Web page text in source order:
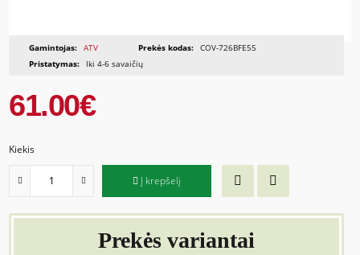
Gamintojas: ATV Prekės kodas: COV-726BFE55
Pristatymas:
Iki 4-6 savaičių
61.00€
Kiekis
Į krepšelį
Prekės variantai